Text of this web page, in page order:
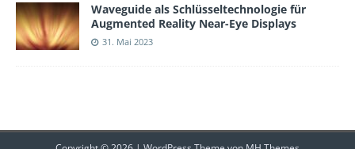
Waveguide als Schlüsseltechnologie für
Augmented Reality Near-Eye Displays
31. Mai 2023